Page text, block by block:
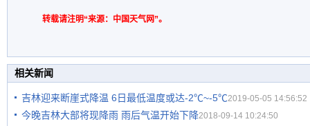
转载请注明“来源：中国天气网”。
相关新闻
吉林迎来断崖式降温 6日最低温度或达-2℃~-5℃2019-05-05 14:56:52
今晚吉林大部将现降雨 雨后气温开始下降2018-09-14 10:24:50